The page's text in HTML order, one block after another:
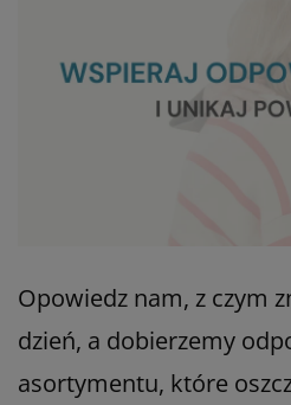
Opowiedz nam, z czym
dzień, a dobierzemy
asortymentu, które